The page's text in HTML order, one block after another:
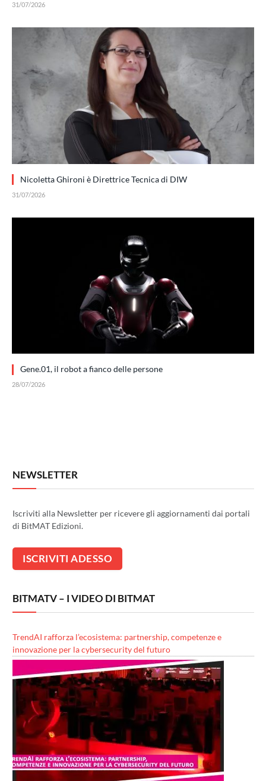
31/07/2026
Nicoletta Ghironi è Direttrice Tecnica di DIW
31/07/2026
Gene.01, il robot a fianco delle persone
28/07/2026
NEWSLETTER
Iscriviti alla Newsletter per ricevere gli aggiornamenti dai portali
di BitMAT Edizioni.
BITMATV – I VIDEO DI BITMAT
TrendAI rafforza l’ecosistema: partnership, competenze e
innovazione per la cybersecurity del futuro